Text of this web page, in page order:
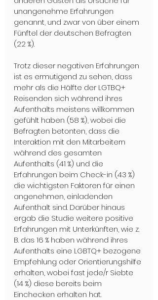
unangenehme Erfahrungen
genannt, und zwar von über einem
Fünftel der deutschen Befragten
(22 %).
Trotz dieser negativen Erfahrungen
ist es ermutigend zu sehen, dass
mehr als die Hälfte der LGTBQ+
Reisenden sich während ihres
Aufenthalts meistens willkommen
gefühlt haben (58 %), wobei die
Befragten betonten, dass die
Interaktion mit den Mitarbeitern
während des gesamten
Aufenthalts (41 %) und die
Erfahrungen beim Check-in (43 %)
die wichtigsten Faktoren für einen
angenehmen, einladenden
Aufenthalt sind. Darüber hinaus
ergab die Studie weitere positive
Erfahrungen mit Unterkünften, wie z.
B. das 16 % haben während ihres
Aufenthalts eine LGBTQ+ bezogene
Empfehlung oder Orientierungshilfe
erhalten, wobei fast jede/r Siebte
(14 %) diese bereits beim
Einchecken erhalten hat.